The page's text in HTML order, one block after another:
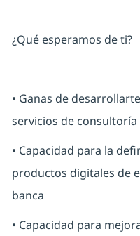
¿Qué esperamos de ti?
• Ganas de
servicios de consultoría
• Capacidad para la
productos digitales de
banca
• Capacidad para